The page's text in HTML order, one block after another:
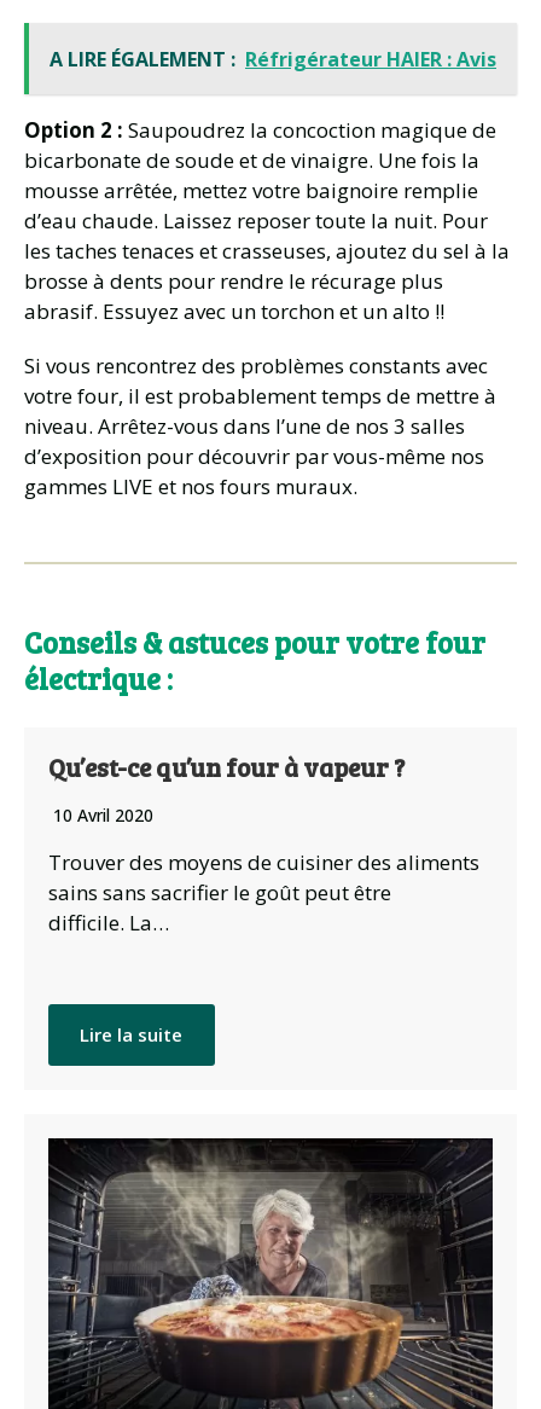
A LIRE ÉGALEMENT : Réfrigérateur HAIER : Avis
Option 2 : Saupoudrez la concoction magique de
bicarbonate de soude et de vinaigre. Une fois la
mousse arrêtée, mettez votre baignoire remplie
d’eau chaude. Laissez reposer toute la nuit. Pour
les taches tenaces et crasseuses, ajoutez du sel à la
brosse à dents pour rendre le récurage plus
abrasif. Essuyez avec un torchon et un alto !!
Si vous rencontrez des problèmes constants avec
votre four, il est probablement temps de mettre à
niveau. Arrêtez-vous dans l’une de nos 3 salles
d’exposition pour découvrir par vous-même nos
gammes LIVE et nos fours muraux.
Conseils & astuces pour votre four
électrique :
Qu’est-ce qu’un four à vapeur ?
10 Avril 2020
Trouver des moyens de cuisiner des aliments
sains sans sacrifier le goût peut être
difficile. La…
Lire la suite